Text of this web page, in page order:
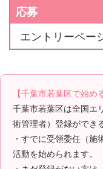
応募
エントリーペー
【千葉市若葉区で始め
千葉市若葉区は全国エ
術管理者）登録ができ
・すでに受領委任（
活動を始められます。